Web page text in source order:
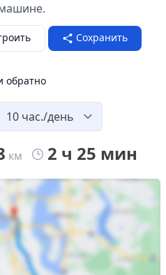
Сохранить
обратно
км 2 ч 25 мин